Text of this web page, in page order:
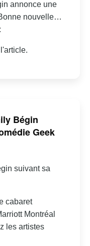
annonce une
nouvelle…
Bégin
Geek
suivant sa
cabaret
Montréal
les artistes